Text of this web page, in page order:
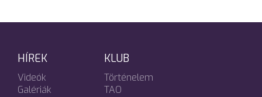
HÍREK
Videók
Galériák
KLUB
Történelem
TAO